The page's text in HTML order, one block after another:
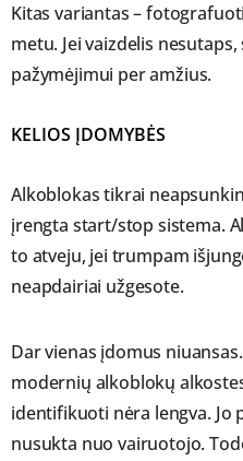
Kitas variantas –
metu. Jei vaizdelis
pažymėjimui per amžius.
KELIOS ĮDOMYBĖS
Alkoblokas tikrai
įrengta start/stop sistema.
to atveju, jei trumpam
neapdairiai užgesote.
Dar vienas įdomus
modernių alkoblokų
identifikuoti nėra lengva. Jo
nusukta nuo vairuotojo.